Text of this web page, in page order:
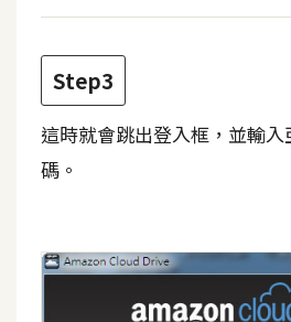
頁
後
P
Step3
這時就會跳出登入框，並輸
碼。